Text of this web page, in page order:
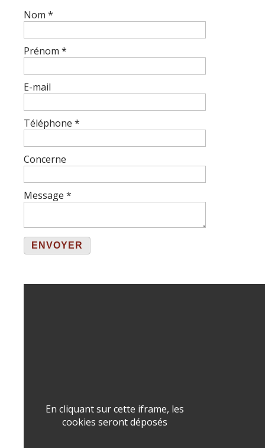
Nom *
Prénom *
E-mail
Téléphone *
Concerne
Message *
ENVOYER
En cliquant sur cette iframe, les
cookies seront déposés